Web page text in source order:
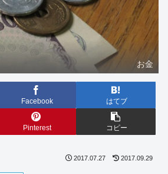
お金
Facebook はてブ
Pinterest コピー
2017.07.27 2017.09.29